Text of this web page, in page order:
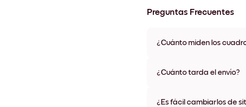
Preguntas Frecuentes
¿Cuánto miden los
materiales y colores de
¿Cuánto tarda el envío?
algunos países. Te
¿Es fácil cambiarlos de